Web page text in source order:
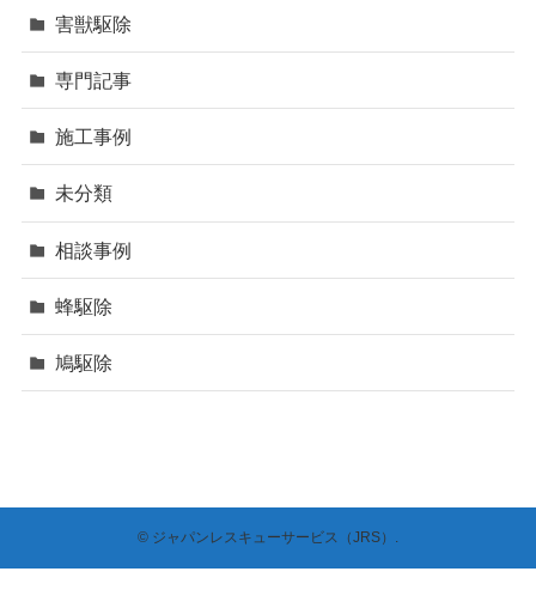
害獣駆除
専門記事
施工事例
未分類
相談事例
蜂駆除
鳩駆除
© ジャパンレスキューサービス（JRS）.